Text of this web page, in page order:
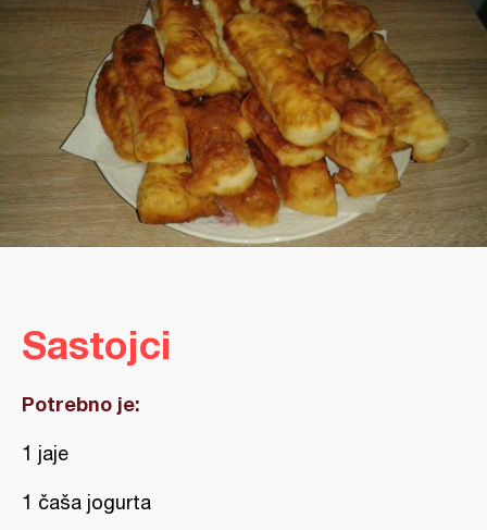
Sastojci
Potrebno je:
1 jaje
1 čaša jogurta